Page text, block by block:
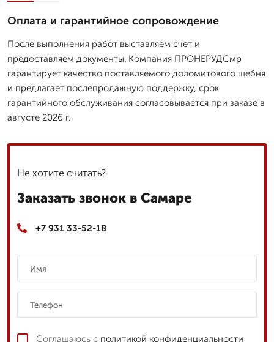
Оплата и гарантийное сопровождение
После выполнения работ выставляем счет и
предоставляем документы. Компания ПРОНЕРУДСмр
гарантирует качество поставляемого доломитового щебня
и предлагает послепродажную поддержку, срок
гарантийного обслуживания согласовывается при заказе в
августе 2026 г.
Не хотите считать?
Заказать звонок в Самаре
+7 931 33-52-18
Соглашаюсь с политикой конфиденциальности